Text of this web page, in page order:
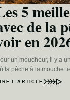
5
de la
en
un moucheur, il y a
la pêche à la mouche
L’ARTICLE